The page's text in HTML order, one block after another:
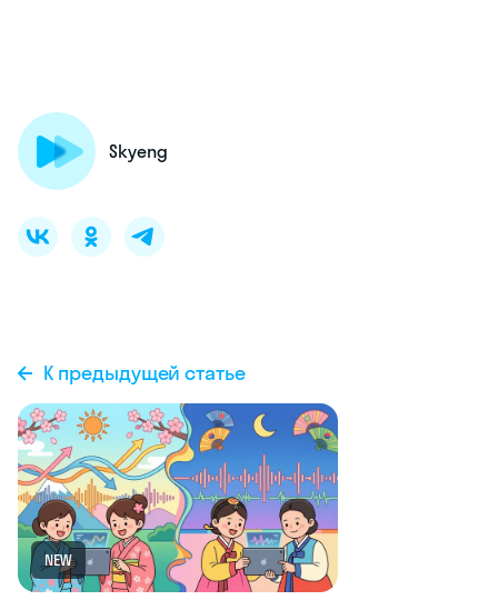
Skyeng
К предыдущей статье
NEW